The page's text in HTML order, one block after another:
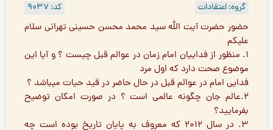
کد: 9037 گروه: اعتقادات
حضور حضرت آيت الله سيد محمد محسن حسينى تهرانى سلام
عليكم
١. منظور از فداییان امام زمان در عوالم قبل چیست ؟ و آیا این
موضوع صحت دارد که اول مرد
فدايى امام در عوالم قبل در حال حاضر در قيد حيات ميباشد ؟
٢.عالم جان چگونه عالمی است ؟ در صورت امكان توضيح
بفرماييد؟
٣. در سال ٢٠١٢ که معروف به پایان تاریخ بوده است چه